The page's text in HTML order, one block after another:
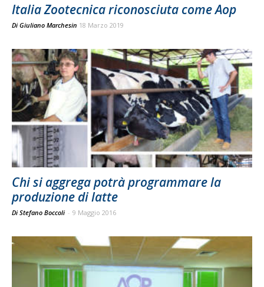
Italia Zootecnica riconosciuta come Aop
Di Giuliano Marchesin 18 Marzo 2019
Chi si aggrega potrà programmare la
produzione di latte
Di Stefano Boccoli - 9 Maggio 2016